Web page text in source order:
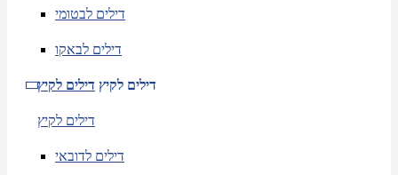
דילים לבטומי
דילים לבאקו
דילים לקיץ דילים לקיץ
דילים לקיץ
דילים לדובאי